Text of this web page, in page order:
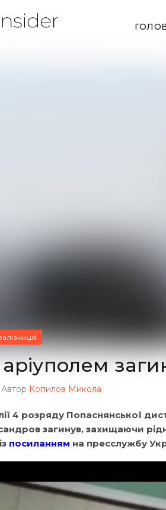
Автор Копилов Микола
4 розряду Попаснянської
загинув, захищаючи
посиланням на пресслужбу